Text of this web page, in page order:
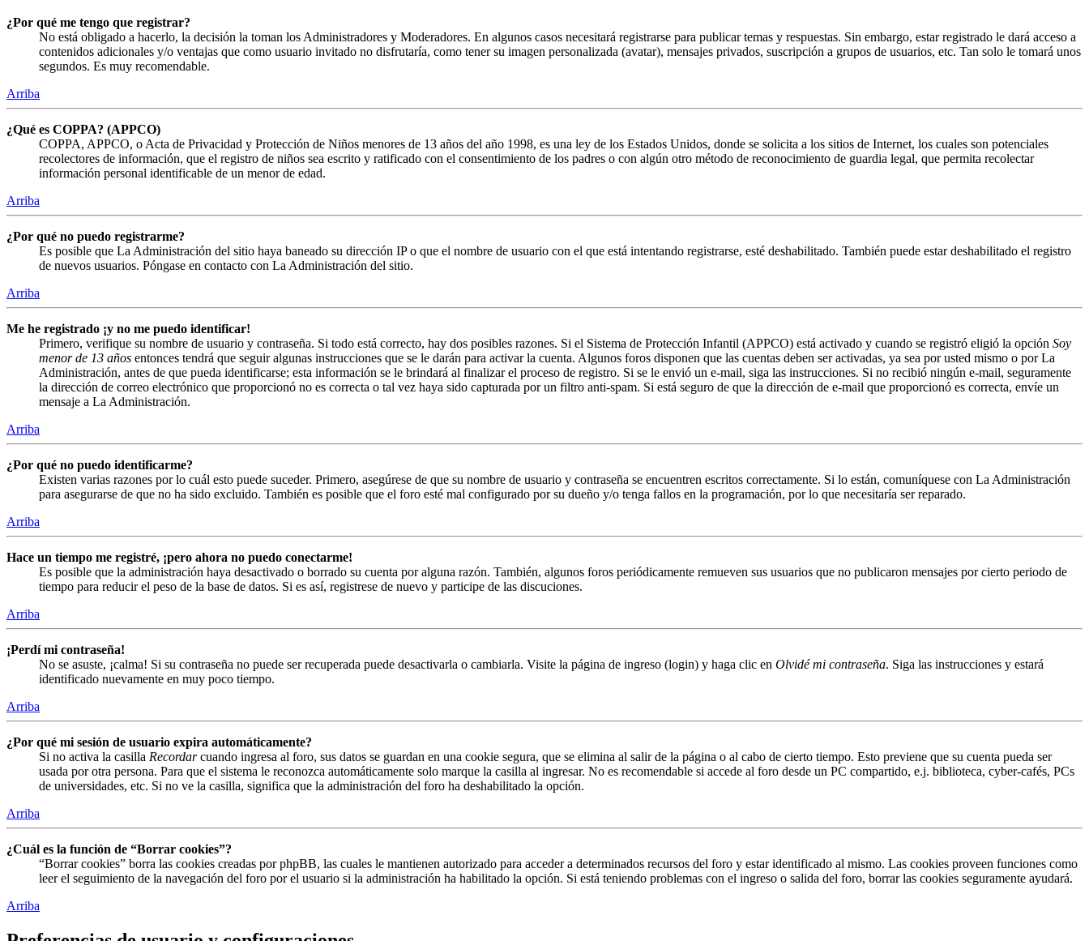
¿Por qué me tengo que registrar?
No está obligado a hacerlo, la decisión la toman los Administradores y Moderadores. En algunos casos necesitará registrarse para publicar temas y respuestas. Sin embargo, estar registrado le dará acceso a
contenidos adicionales y/o ventajas que como usuario invitado no disfrutaría, como tener su imagen personalizada (avatar), mensajes privados, suscripción a grupos de usuarios, etc. Tan solo le tomará unos
segundos. Es muy recomendable.
Arriba
¿Qué es COPPA? (APPCO)
COPPA, APPCO, o Acta de Privacidad y Protección de Niños menores de 13 años del año 1998, es una ley de los Estados Unidos, donde se solicita a los sitios de Internet, los cuales son potenciales
recolectores de información, que el registro de niños sea escrito y ratificado con el consentimiento de los padres o con algún otro método de reconocimiento de guardia legal, que permita recolectar
información personal identificable de un menor de edad.
Arriba
¿Por qué no puedo registrarme?
Es posible que La Administración del sitio haya baneado su dirección IP o que el nombre de usuario con el que está intentando registrarse, esté deshabilitado. También puede estar deshabilitado el registro
de nuevos usuarios. Póngase en contacto con La Administración del sitio.
Arriba
Me he registrado ¡y no me puedo identificar!
Primero, verifique su nombre de usuario y contraseña. Si todo está correcto, hay dos posibles razones. Si el Sistema de Protección Infantil (APPCO) está activado y cuando se registró eligió la opción Soy
menor de 13 años entonces tendrá que seguir algunas instrucciones que se le darán para activar la cuenta. Algunos foros disponen que las cuentas deben ser activadas, ya sea por usted mismo o por La
Administración, antes de que pueda identificarse; esta información se le brindará al finalizar el proceso de registro. Si se le envió un e-mail, siga las instrucciones. Si no recibió ningún e-mail, seguramente
la dirección de correo electrónico que proporcionó no es correcta o tal vez haya sido capturada por un filtro anti-spam. Si está seguro de que la dirección de e-mail que proporcionó es correcta, envíe un
mensaje a La Administración.
Arriba
¿Por qué no puedo identificarme?
Existen varias razones por lo cuál esto puede suceder. Primero, asegúrese de que su nombre de usuario y contraseña se encuentren escritos correctamente. Si lo están, comuníquese con La Administración
para asegurarse de que no ha sido excluido. También es posible que el foro esté mal configurado por su dueño y/o tenga fallos en la programación, por lo que necesitaría ser reparado.
Arriba
Hace un tiempo me registré, ¡pero ahora no puedo conectarme!
Es posible que la administración haya desactivado o borrado su cuenta por alguna razón. También, algunos foros periódicamente remueven sus usuarios que no publicaron mensajes por cierto periodo de
tiempo para reducir el peso de la base de datos. Si es así, registrese de nuevo y participe de las discuciones.
Arriba
¡Perdí mi contraseña!
No se asuste, ¡calma! Si su contraseña no puede ser recuperada puede desactivarla o cambiarla. Visite la página de ingreso (login) y haga clic en Olvidé mi contraseña. Siga las instrucciones y estará
identificado nuevamente en muy poco tiempo.
Arriba
¿Por qué mi sesión de usuario expira automáticamente?
Si no activa la casilla Recordarcuando ingresa al foro, sus datos se guardan en una cookie segura, que se elimina al salir de la página o al cabo de cierto tiempo. Esto previene que su cuenta pueda ser
usada por otra persona. Para que el sistema le reconozca automáticamente solo marque la casilla al ingresar. No es recomendable si accede al foro desde un PC compartido, e.j. biblioteca, cyber-cafés, PCs
de universidades, etc. Si no ve la casilla, significa que la administración del foro ha deshabilitado la opción.
Arriba
¿Cuál es la función de “Borrar cookies”?
“Borrar cookies” borra las cookies creadas por phpBB, las cuales le mantienen autorizado para acceder a determinados recursos del foro y estar identificado al mismo. Las cookies proveen funciones como
leer el seguimiento de la navegación del foro por el usuario si la administración ha habilitado la opción. Si está teniendo problemas con el ingreso o salida del foro, borrar las cookies seguramente ayudará.
Arriba